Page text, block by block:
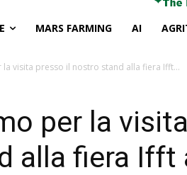
MARS FARMING AI
visita presso il nostro stand alla fiera Ifft...
per la
alla fiera Ifft